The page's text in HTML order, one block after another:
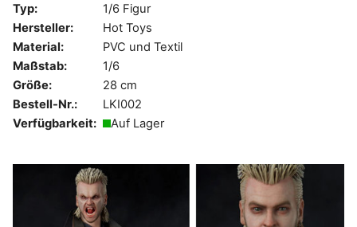
Typ:
1/6 Figur
Hersteller:
Hot Toys
Material:
PVC und Textil
Maßstab:
1/6
Größe:
28 cm
Bestell-Nr.:
LKI002
Verfügbarkeit:
Auf Lager